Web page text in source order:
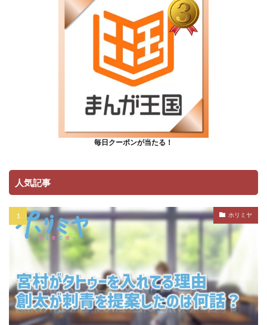
毎日クーポンが当たる！
人気記事
ホリミヤ